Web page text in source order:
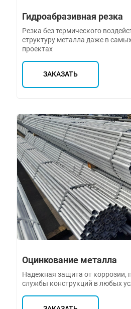
Гидроабразивная резка
Резка без термического
структуру металла даже в
проектах
ЗАКАЗАТЬ
Оцинкование металла
Надежная защита от коррозии,
службы конструкций в любых